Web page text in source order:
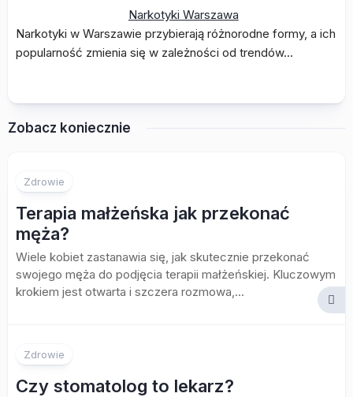
Narkotyki Warszawa
Narkotyki w Warszawie przybierają różnorodne formy, a ich
popularność zmienia się w zależności od trendów…
Zobacz koniecznie
Zdrowie
Terapia małżeńska jak przekonać
męża?
Wiele kobiet zastanawia się, jak skutecznie przekonać
swojego męża do podjęcia terapii małżeńskiej. Kluczowym
krokiem jest otwarta i szczera rozmowa,...
Zdrowie
Czy stomatolog to lekarz?